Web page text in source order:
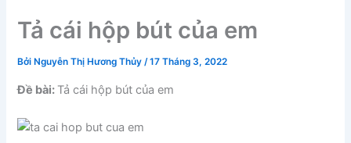
Tả cái hộp bút của em
Bởi Nguyễn Thị Hương Thủy/17 Tháng 3, 2022
Đề bài: Tả cái hộp bút của em